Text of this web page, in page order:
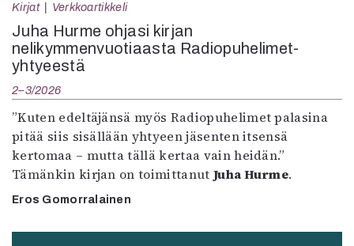
Kirjat Verkkoartikkeli
Juha Hurme ohjasi kirjan
nelikymmenvuotiaasta Radiopuhelimet-
yhtyeestä
2–3/2026
”Kuten edeltäjänsä myös Radiopuhelimet palasina
pitää siis sisällään yhtyeen jäsenten itsensä
kertomaa – mutta tällä kertaa vain heidän.”
Tämänkin kirjan on toimittanut Juha Hurme.
Eros Gomorralainen